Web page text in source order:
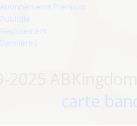
Abonnements Premium
Publicité
Recrutement
Bannières
carte